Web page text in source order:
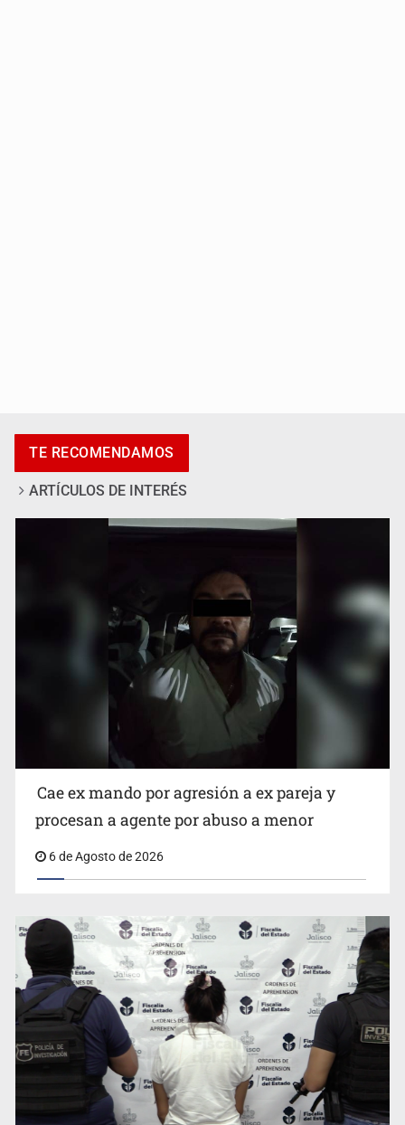
Que el IPEJAL encabece la lista de deudores en Jalisco
es un “foco rojo” de gran magnitud: Economista
Critican inoperancia de la ASEJ para recuperar fondos
públicos
TE RECOMENDAMOS
ARTÍCULOS DE INTERÉS
Cae ex mando por agresión a ex pareja y
procesan a agente por abuso a menor
6 de Agosto de 2026